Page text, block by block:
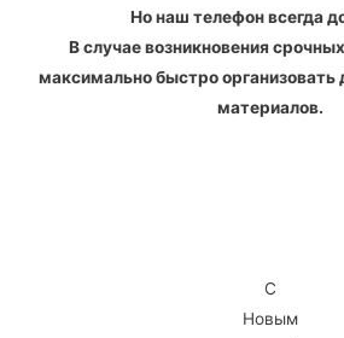
Но наш телефон всегда
В случае возникновения
максимально быстро организовать
материалов.
С
Новым